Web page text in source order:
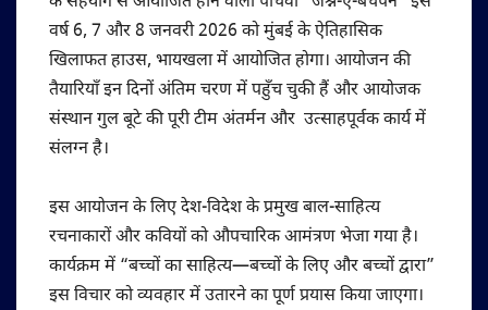
वर्ष 6, 7 और 8 जनवरी 2026 को मुंबई के ऐतिहासिक
खिलाफत हाउस, भायखला में आयोजित होगा। आयोजन की
तैयारियाँ इन दिनों अंतिम चरण में पहुँच चुकी हैं और आयोजक
संस्थान गुल बूटे की पूरी टीम अंतर्मन और उत्साहपूर्वक कार्य में
संलग्न है।
इस आयोजन के लिए देश-विदेश के प्रमुख बाल-साहित्य
रचनाकारों और कवियों को औपचारिक आमंत्रण भेजा गया है।
कार्यक्रम में “बच्चों का साहित्य—बच्चों के लिए और बच्चों द्वारा”
इस विचार को व्यवहार में उतारने का पूर्ण प्रयास किया जाएगा।